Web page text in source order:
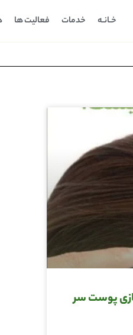
خـانـه خدمات فعالیت ها
پوست سر